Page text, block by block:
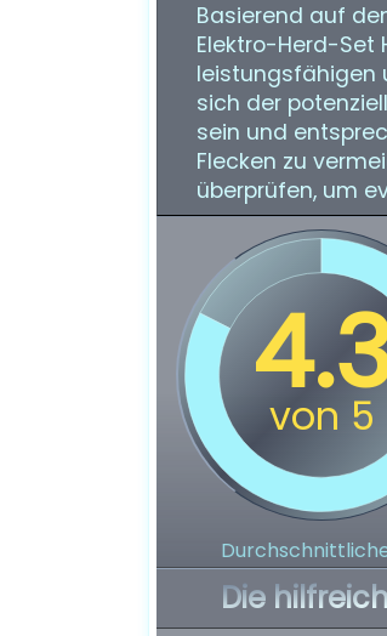
Basierend auf
Elektro-Herd-Set
leistungsfähigen
sich der
sein und
Flecken zu
überprüfen, um
Die